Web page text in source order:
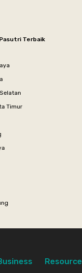
Terbaik
Timur
Resource